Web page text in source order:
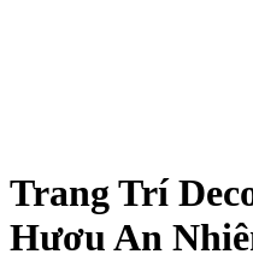
Trang Trí
Hươu An